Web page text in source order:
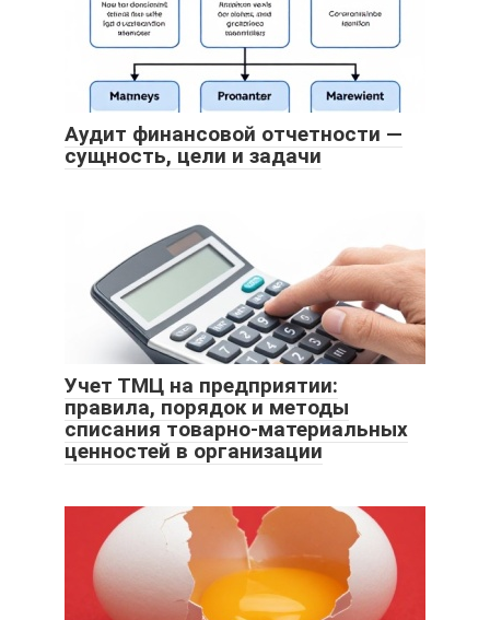
Аудит финансовой отчетности —
сущность, цели и задачи
Учет ТМЦ на предприятии:
правила, порядок и методы
списания товарно-материальных
ценностей в организации